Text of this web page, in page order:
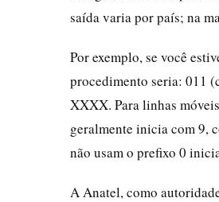
saída varia por país; na
Por exemplo, se você
procedimento seria: 011
XXXX. Para linhas
geralmente inicia com 9,
não usam o prefixo 0
A Anatel, como